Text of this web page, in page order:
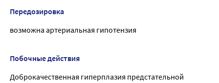
Передозировка
возможна артериальная гипотензия
Побочные действия
Доброкачественная гиперплазия предстательной